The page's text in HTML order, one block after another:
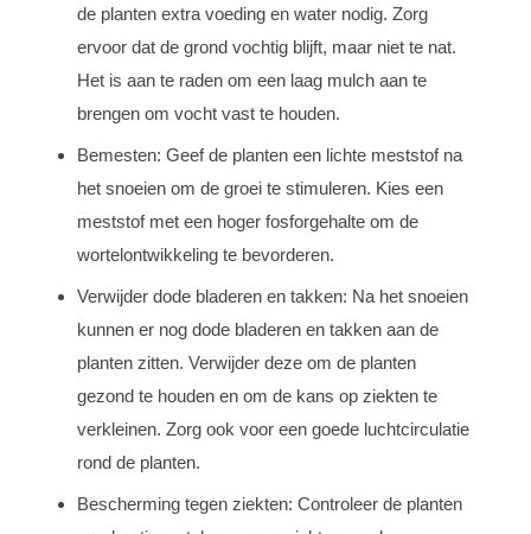
de planten extra voeding en water nodig. Zorg
ervoor dat de grond vochtig blijft, maar niet te nat.
Het is aan te raden om een laag mulch aan te
brengen om vocht vast te houden.
Bemesten: Geef de planten een lichte meststof na
het snoeien om de groei te stimuleren. Kies een
meststof met een hoger fosforgehalte om de
wortelontwikkeling te bevorderen.
Verwijder dode bladeren en takken: Na het snoeien
kunnen er nog dode bladeren en takken aan de
planten zitten. Verwijder deze om de planten
gezond te houden en om de kans op ziekten te
verkleinen. Zorg ook voor een goede luchtcirculatie
rond de planten.
Bescherming tegen ziekten: Controleer de planten